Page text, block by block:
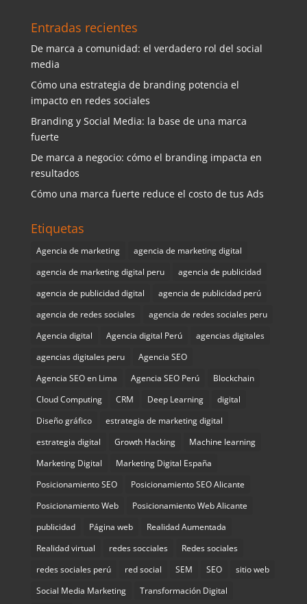
Entradas recientes
De marca a comunidad: el verdadero rol del social
media
Cómo una estrategia de branding potencia el
impacto en redes sociales
Branding y Social Media: la base de una marca
fuerte
De marca a negocio: cómo el branding impacta en
resultados
Cómo una marca fuerte reduce el costo de tus Ads
Etiquetas
Agencia de marketing
agencia de marketing digital
agencia de marketing digital peru
agencia de publicidad
agencia de publicidad digital
agencia de publicidad perú
agencia de redes sociales
agencia de redes sociales peru
Agencia digital
Agencia digital Perú
agencias digitales
agencias digitales peru
Agencia SEO
Agencia SEO en Lima
Agencia SEO Perú
Blockchain
Cloud Computing
CRM Deep Learning
digital
Diseño gráfico
estrategia de marketing digital
estrategia digital
Growth Hacking
Machine learning
Marketing Digital
Marketing Digital España
Posicionamiento SEO
Posicionamiento SEO Alicante
Posicionamiento Web
Posicionamiento Web Alicante
publicidad
Página web
Realidad Aumentada
Realidad virtual
redes socciales
Redes sociales
redes sociales perú
red social SEM SEO
sitio web
Social Media Marketing
Transformación Digital